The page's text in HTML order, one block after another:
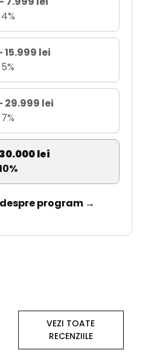
4%
15.999 lei
5%
29.999 lei
7%
lei
program →
VEZI TOATE
RECENZIILE